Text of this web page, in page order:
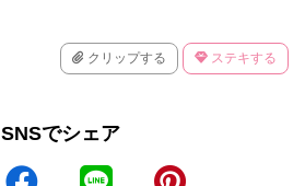
クリップする ステキする
SNSでシェア